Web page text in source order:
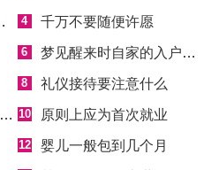
4 千万不要随便许愿
6 梦见醒来时自家的入户门开着
8 礼仪接待要注意什么
10 原则上应为首次就业
12 婴儿一般包到几个月